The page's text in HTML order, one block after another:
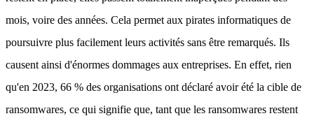
mois, voire des années. Cela permet aux pirates informatiques de
poursuivre plus facilement leurs activités sans être remarqués. Ils
causent ainsi d'énormes dommages aux entreprises. En effet, rien
qu'en 2023, 66 % des organisations ont déclaré avoir été la cible de
ransomwares, ce qui signifie que, tant que les ransomwares restent